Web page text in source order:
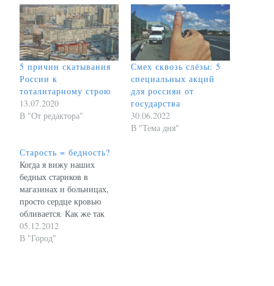
5 причин скатывания
России к
тоталитарному строю
13.07.2020
В "От редактора"
Смех сквозь слёзы: 5
специальных акций
для россиян от
государства
30.06.2022
В "Тема дня"
Старость = бедность?
Когда я вижу наших
бедных стариков в
магазинах и больницах,
просто сердце кровью
обливается. Как же так
вышло? Они всю жизнь
честно работали, после
05.12.2012
В "Город"